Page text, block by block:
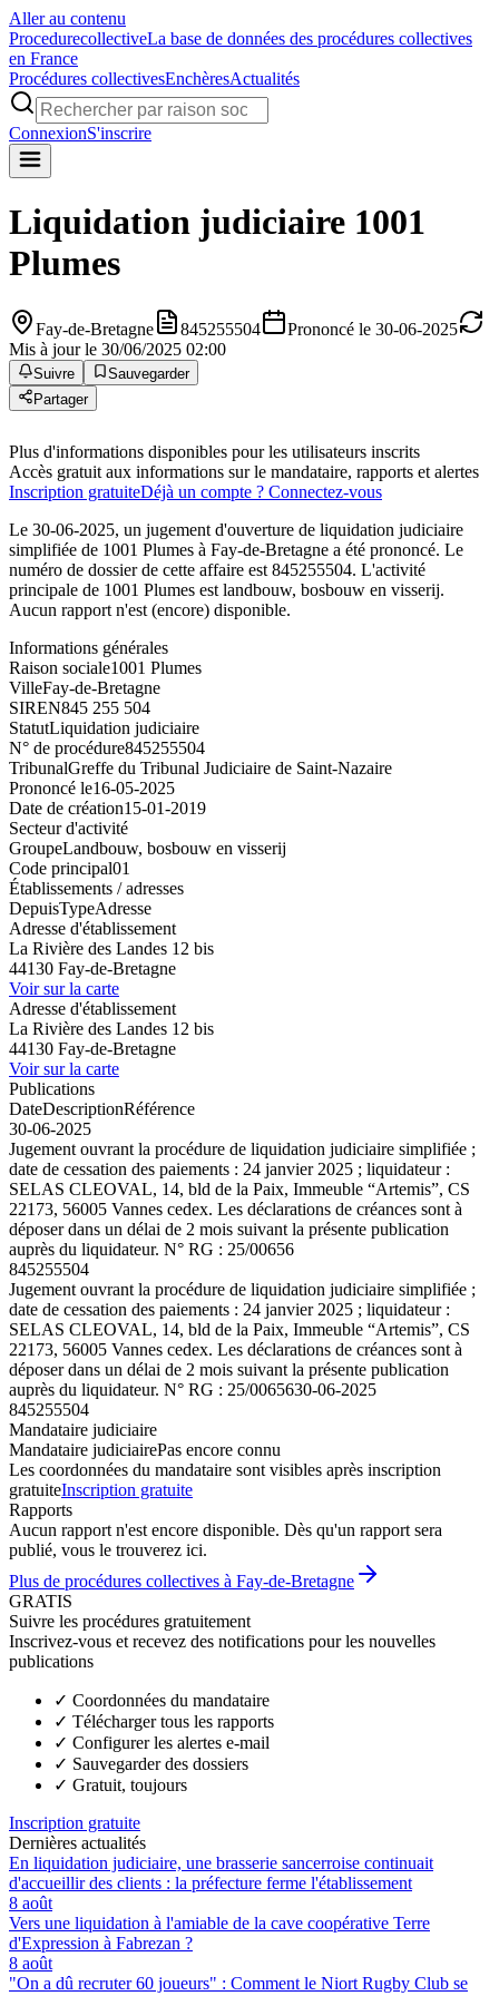
Aller au contenu
ProcedurecollectiveLa base de données des procédures collectives
en France
Procédures collectivesEnchèresActualités
ConnexionS'inscrire
Liquidation judiciaire 1001
Plumes
Fay-de-Bretagne 845255504
Prononcé le 30-06-2025
Mis à jour le 30/06/2025 02:00
Suivre
Sauvegarder
Partager
Plus d'informations disponibles pour les utilisateurs inscrits
Accès gratuit aux informations sur le mandataire, rapports et alertes
Inscription gratuiteDéjà un compte ? Connectez-vous
Le 30-06-2025, un jugement d'ouverture de liquidation judiciaire
simplifiée de 1001 Plumes à Fay-de-Bretagne a été prononcé. Le
numéro de dossier de cette affaire est 845255504. L'activité
principale de 1001 Plumes est landbouw, bosbouw en visserij.
Aucun rapport n'est (encore) disponible.
Informations générales
Raison sociale1001 Plumes
VilleFay-de-Bretagne
SIREN845 255 504
StatutLiquidation judiciaire
N° de procédure845255504
TribunalGreffe du Tribunal Judiciaire de Saint-Nazaire
Prononcé le16-05-2025
Date de création15-01-2019
Secteur d'activité
GroupeLandbouw, bosbouw en visserij
Code principal01
Établissements / adresses
DepuisTypeAdresse
Adresse d'établissement
La Rivière des Landes 12 bis
44130 Fay-de-Bretagne
Voir sur la carte
Adresse d'établissement
La Rivière des Landes 12 bis
44130 Fay-de-Bretagne
Voir sur la carte
Publications
DateDescriptionRéférence
30-06-2025
Jugement ouvrant la procédure de liquidation judiciaire simplifiée ;
date de cessation des paiements : 24 janvier 2025 ; liquidateur :
SELAS CLEOVAL, 14, bld de la Paix, Immeuble “Artemis”, CS
22173, 56005 Vannes cedex. Les déclarations de créances sont à
déposer dans un délai de 2 mois suivant la présente publication
auprès du liquidateur. N° RG : 25/00656
845255504
Jugement ouvrant la procédure de liquidation judiciaire simplifiée ;
date de cessation des paiements : 24 janvier 2025 ; liquidateur :
SELAS CLEOVAL, 14, bld de la Paix, Immeuble “Artemis”, CS
22173, 56005 Vannes cedex. Les déclarations de créances sont à
déposer dans un délai de 2 mois suivant la présente publication
auprès du liquidateur. N° RG : 25/0065630-06-2025
845255504
Mandataire judiciaire
Mandataire judiciairePas encore connu
Les coordonnées du mandataire sont visibles après inscription
gratuiteInscription gratuite
Rapports
Aucun rapport n'est encore disponible. Dès qu'un rapport sera
publié, vous le trouverez ici.
Plus de procédures collectives à Fay-de-Bretagne
GRATIS
Suivre les procédures gratuitement
Inscrivez-vous et recevez des notifications pour les nouvelles
publications
✓ Coordonnées du mandataire
✓ Télécharger tous les rapports
✓ Configurer les alertes e-mail
✓ Sauvegarder des dossiers
✓ Gratuit, toujours
Inscription gratuite
Dernières actualités
En liquidation judiciaire, une brasserie sancerroise continuait
d'accueillir des clients : la préfecture ferme l'établissement
8 août
Vers une liquidation à l'amiable de la cave coopérative Terre
d'Expression à Fabrezan ?
8 août
"On a dû recruter 60 joueurs" : Comment le Niort Rugby Club se